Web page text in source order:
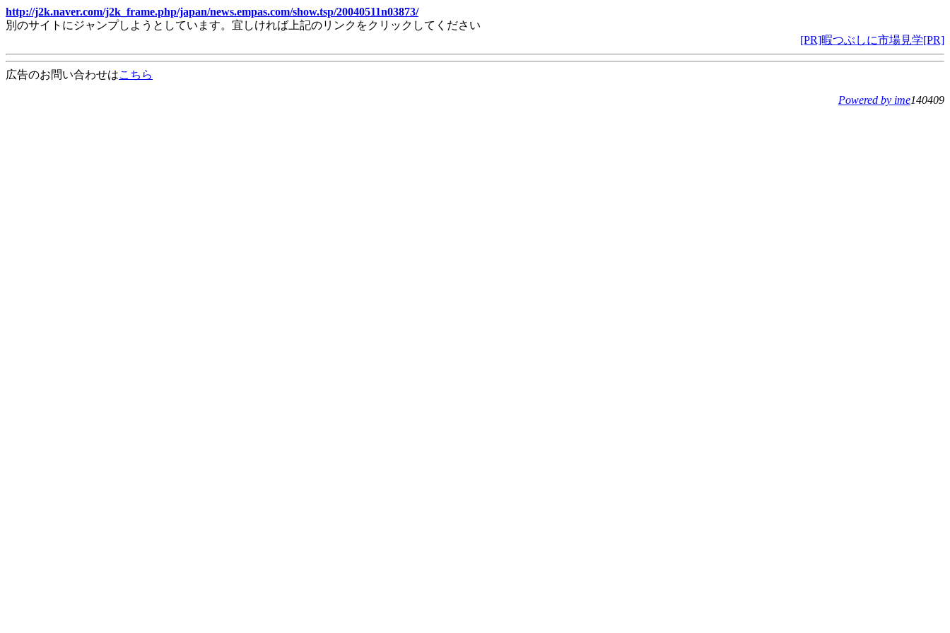
http://j2k.naver.com/j2k_frame.php/japan/news.empas.com/show.tsp/20040511n03873/
別のサイトにジャンプしようとしています。宜しければ上記のリンクをクリックしてください
[PR]暇つぶしに市場見学[PR]
広告のお問い合わせはこちら
Powered by ime140409